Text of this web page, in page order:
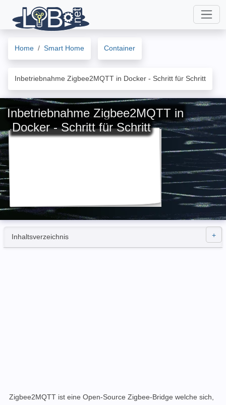
Home Smart Home Container
Inbetriebnahme Zigbee2MQTT in Docker - Schritt für Schritt
Inbetriebnahme Zigbee2MQTT in
Docker - Schritt für Schritt
Inhaltsverzeichnis
Zigbee2MQTT ist eine Open-Source Zigbee-Bridge welche sich,